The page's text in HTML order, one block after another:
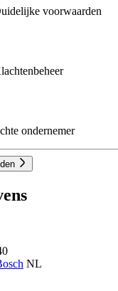
voorwaarden
ondernemer
NL